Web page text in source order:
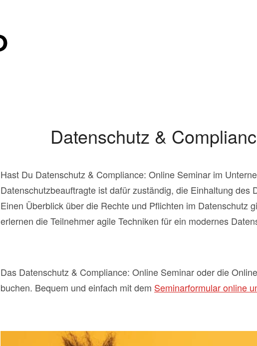
Datenschutz &
Hast Du Datenschutz & Compliance: Online Seminar im
Datenschutzbeauftragte ist dafür zuständig, die Einhaltung des
Einen Überblick über die Rechte und Pflichten im Datenschutz
erlernen die Teilnehmer agile Techniken für ein modernes
Das Datenschutz & Compliance: Online Seminar oder die
buchen. Bequem und einfach mit dem Seminarformular online